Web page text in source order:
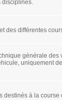
disciplines.
des différentes
générale
uniquement
destinés à la